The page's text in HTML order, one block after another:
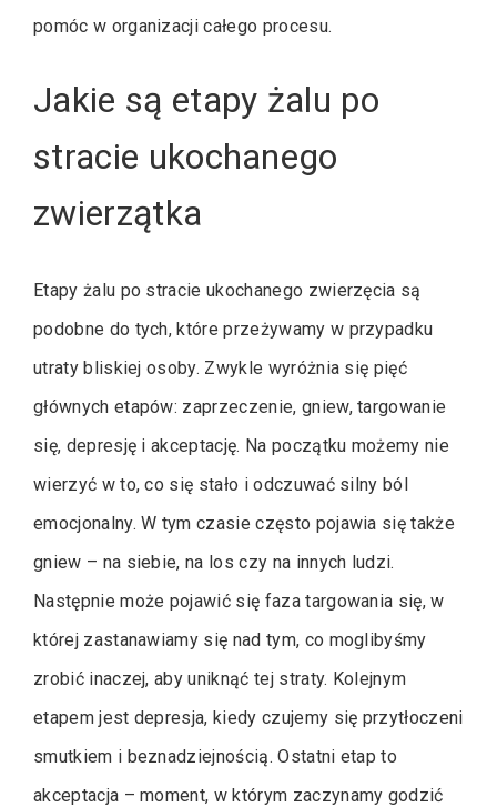
pomóc w organizacji całego procesu.
Jakie są etapy żalu po
stracie ukochanego
zwierzątka
Etapy żalu po stracie ukochanego zwierzęcia są
podobne do tych, które przeżywamy w przypadku
utraty bliskiej osoby. Zwykle wyróżnia się pięć
głównych etapów: zaprzeczenie, gniew, targowanie
się, depresję i akceptację. Na początku możemy nie
wierzyć w to, co się stało i odczuwać silny ból
emocjonalny. W tym czasie często pojawia się także
gniew – na siebie, na los czy na innych ludzi.
Następnie może pojawić się faza targowania się, w
której zastanawiamy się nad tym, co moglibyśmy
zrobić inaczej, aby uniknąć tej straty. Kolejnym
etapem jest depresja, kiedy czujemy się przytłoczeni
smutkiem i beznadziejnością. Ostatni etap to
akceptacja – moment, w którym zaczynamy godzić